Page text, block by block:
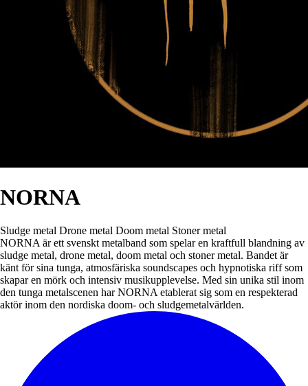
NORNA
Sludge metal Drone metal Doom metal Stoner metal
NORNA är ett svenskt metalband som spelar en kraftfull blandning av
sludge metal, drone metal, doom metal och stoner metal. Bandet är
känt för sina tunga, atmosfäriska soundscapes och hypnotiska riff som
skapar en mörk och intensiv musikupplevelse. Med sin unika stil inom
den tunga metalscenen har NORNA etablerat sig som en respekterad
aktör inom den nordiska doom- och sludgemetalvärlden.